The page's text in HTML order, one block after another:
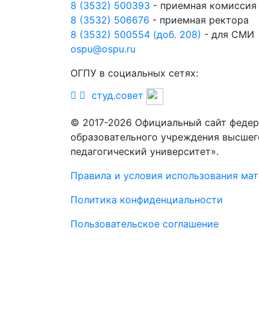
8 (3532) 500393 - приемная комиссия
8 (3532) 506676 - приемная ректора
8 (3532) 500554 (доб. 208) - для СМИ
ospu@ospu.ru
ОГПУ в социальных сетях:
студ.совет
© 2017-2026 Официальный сайт
образовательного учреждения
педагогический университет».
Правила и условия использования
Политика конфиденциальности
Пользовательское соглашение